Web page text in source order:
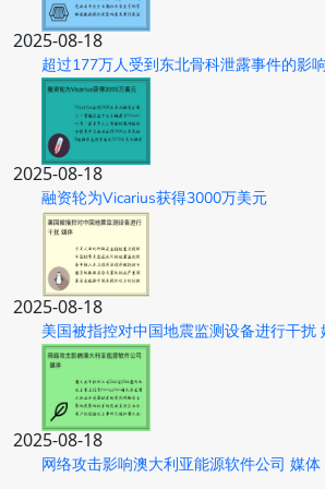
2025-08-18
超过177万人受到东北骨科泄露事件的影
2025-08-18
融资轮为Vicarius获得3000万美元
2025-08-18
美国被指控对中国地震监测设备进行干扰
2025-08-18
网络攻击影响澳大利亚能源软件公司 媒体